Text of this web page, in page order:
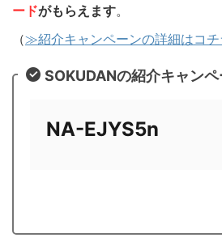
ードがもらえます。
（≫紹介キャンペーンの詳細はコチ
SOKUDANの紹介キャン
NA-EJYS5n